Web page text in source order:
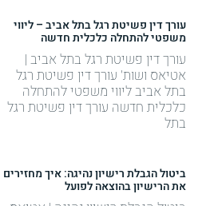
עורך דין פשיטת רגל בתל אביב – ליווי
משפטי להתחלה כלכלית חדשה
עורך דין פשיטת רגל בתל אביב |
אטיאס ושות' עורך דין פשיטת רגל
בתל אביב ליווי משפטי להתחלה
כלכלית חדשה עורך דין פשיטת רגל
בתל
ביטול הגבלת רישיון נהיגה: איך מחזירים
את הרישיון בהוצאה לפועל